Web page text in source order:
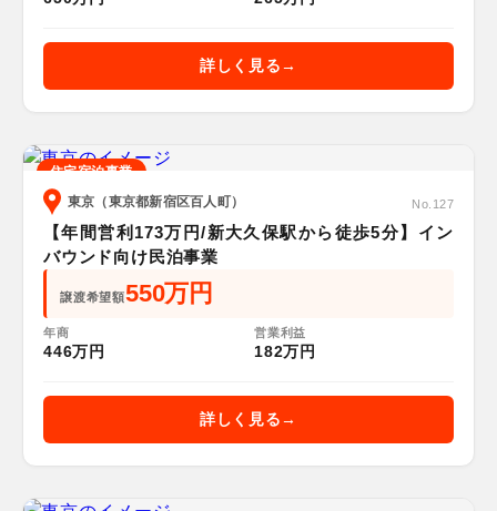
詳しく見る
住宅宿泊事業
東京（東京都新宿区百人町）
No.127
【年間営利173万円/新大久保駅から徒歩5分】イン
バウンド向け民泊事業
譲渡希望額550万円
年商
446万円
営業利益
182万円
詳しく見る